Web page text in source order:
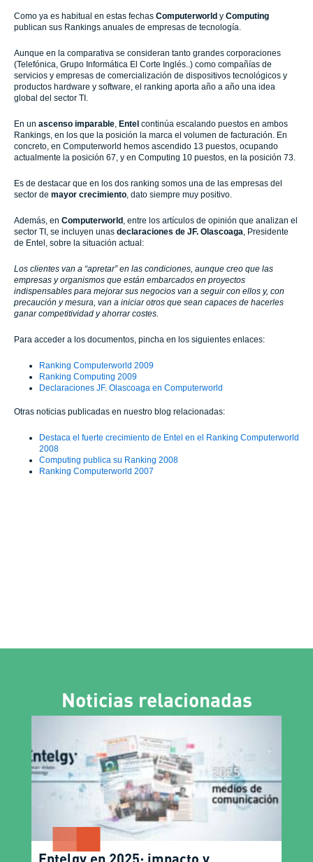
Como ya es habitual en estas fechas Computerworld y Computing
publican sus Rankings anuales de empresas de tecnología.
Aunque en la comparativa se consideran tanto grandes corporaciones
(Telefónica, Grupo Informática El Corte Inglés..) como compañías de
servicios y empresas de comercialización de dispositivos tecnológicos y
productos hardware y software, el ranking aporta año a año una idea
global del sector TI.
En un ascenso imparable, Entel continúa escalando puestos en ambos
Rankings, en los que la posición la marca el volumen de facturación. En
concreto, en Computerworld hemos ascendido 13 puestos, ocupando
actualmente la posición 67, y en Computing 10 puestos, en la posición 73.
Es de destacar que en los dos ranking somos una de las empresas del
sector de mayor crecimiento, dato siempre muy positivo.
Además, en Computerworld , entre los artículos de opinión que analizan el
sector TI, se incluyen unas declaraciones de JF. Olascoaga, Presidente
de Entel, sobre la situación actual:
Los clientes van a “apretar” en las condiciones, aunque creo que las
empresas y organismos que están embarcados en proyectos
indispensables para mejorar sus negocios van a seguir con ellos y, con
precaución y mesura, van a iniciar otros que sean capaces de hacerles
ganar competitividad y ahorrar costes.
Para acceder a los documentos, pincha en los siguientes enlaces:
Ranking Computerworld 2009
Ranking Computing 2009
Declaraciones JF. Olascoaga en Computerworld
Otras noticias publicadas en nuestro blog relacionadas:
Destaca el fuerte crecimiento de Entel en el Ranking Computerworld
2008
Computing publica su Ranking 2008
Ranking Computerworld 2007
Noticias relacionadas
Entelgy en 2025: impacto y